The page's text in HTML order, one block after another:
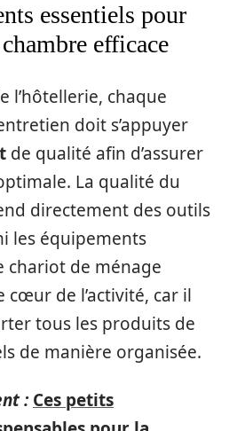
essentiels pour
efficace
l’hôtellerie, chaque
doit s’appuyer
de qualité afin d’assurer
La qualité du
directement des outils
les équipements
chariot de ménage
de l’activité, car il
tous les produits de
de manière organisée.
: Ces petits